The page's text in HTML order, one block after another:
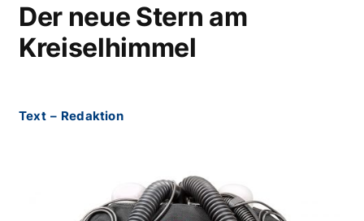
Der neue Stern am
Kreiselhimmel
Text – Redaktion